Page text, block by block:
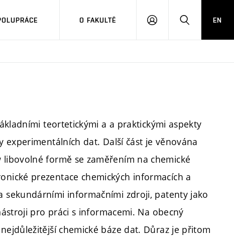
O FAKULTĚ
PŘIHLÁSITHLEDAT
EN
teortetickými a a praktickými aspekty
dat. Další část je věnována
formě se zaměřením na chemické
prezentace chemických informacích a
informačními zdroji, patenty jako
pro práci s informacemi. Na obecný
chemické báze dat. Důraz je přitom